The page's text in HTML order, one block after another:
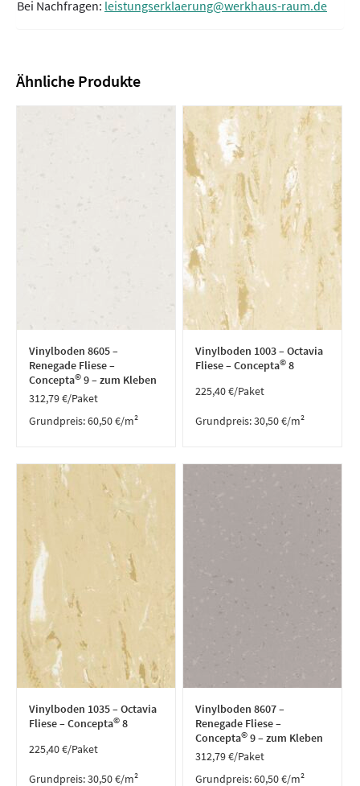
Bei Nachfragen: leistungserklaerung@werkhaus-raum.de
Ähnliche Produkte
Vinylboden 8605 –
Renegade Fliese –
Concepta© 9 – zum Kleben
312,79€/Paket
Grundpreis:60,50€/m²
Vinylboden 1003 – Octavia
Fliese – Concepta© 8
225,40€/Paket
Grundpreis:30,50€/m²
Vinylboden 1035 – Octavia
Fliese – Concepta© 8
225,40€/Paket
Grundpreis:30,50€/m²
Vinylboden 8607 –
Renegade Fliese –
Concepta© 9 – zum Kleben
312,79€/Paket
Grundpreis:60,50€/m²